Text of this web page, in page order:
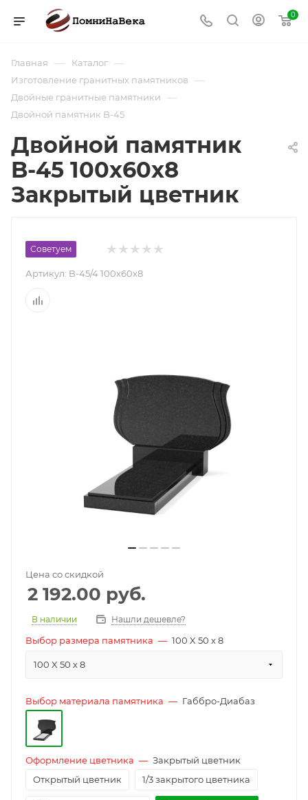
0
Главная — Каталог —
Изготовление гранитных памятников —
Двойные гранитные памятники —
Двойной памятник B-45
Двойной памятник
B-45 100х60х8
Закрытый цветник
Советуем
Артикул: B-45/4 100х60х8
Цена со скидкой
2 192.00 руб.
В наличии Нашли дешевле?
Выбор размера памятника — 100 X 50 x 8
100 X 50 x 8
Выбор материала памятника — Габбро-Диабаз
Оформление цветника — Закрытый цветник
Открытый цветник
1/3 закрытого цветника